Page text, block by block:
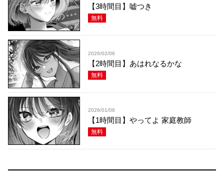
【3時間目】嘘つき
無料
2026/02/06
【2時間目】あはれなるかな
無料
2026/01/06
【1時間目】やってよ 家庭教師
無料